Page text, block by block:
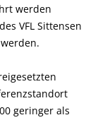
werden
VFL Sittensen
geringer als